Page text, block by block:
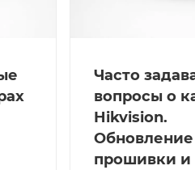
Часто
вопросы о
Hikvision.
Обновление
прошивки и